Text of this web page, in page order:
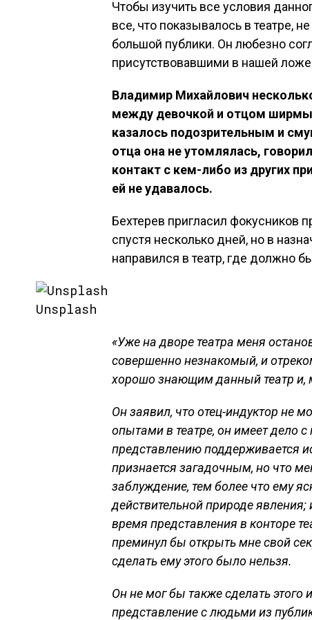
Чтобы изучить все условия
все, что показывалось в театре,
большой публики. Он любезно
присутствовавшими в нашей ложе
Владимир Михайлович
между девочкой и отцом
казалось подозрительным и
отца она не утомлялась,
контакт с кем-либо из других
ей не удавалось.
Бехтерев пригласил фокусников
спустя несколько дней, но в
направился в театр, где должно
Unsplash
«Уже на дворе театра меня
совершенно незнакомый, и
хорошо знающим данный театр и,
Он заявил, что отец-индуктор не
опытами в театре, он имеет дело с
представлению поддерживается
признается загадочным, но что
заблуждение, тем более что ему
действительной природе
время представления в конторе
преминул бы открыть мне свой
сделать ему этого было нельзя.
Он не мог бы также сделать этого
представление с людьми из